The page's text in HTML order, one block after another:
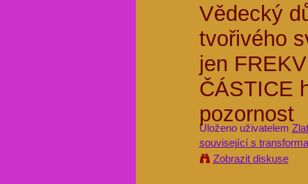
Vědecký
tvořivého
jen
ČÁSTICE
pozornost
Uloženo uživatelem
související s
Zobrazit diskuse